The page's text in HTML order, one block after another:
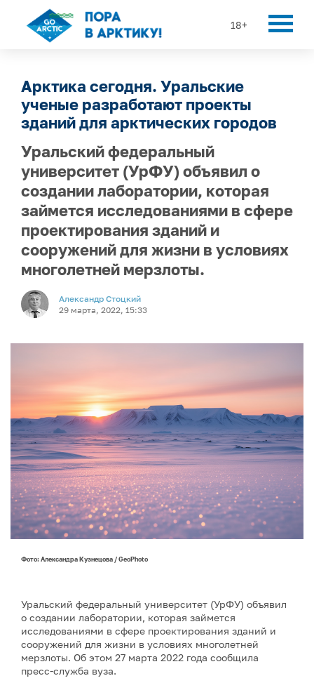
18+
Арктика сегодня. Уральские
ученые разработают проекты
зданий для арктических городов
Уральский федеральный
университет (УрФУ) объявил о
создании лаборатории, которая
займется исследованиями в сфере
проектирования зданий и
сооружений для жизни в условиях
многолетней мерзлоты.
Александр Стоцкий
29 марта, 2022, 15:33
Фото: Александра Кузнецова / GeoPhoto
Уральский федеральный университет (УрФУ) объявил
о создании лаборатории, которая займется
исследованиями в сфере проектирования зданий и
сооружений для жизни в условиях многолетней
мерзлоты. Об этом 27 марта 2022 года сообщила
пресс-служба вуза.